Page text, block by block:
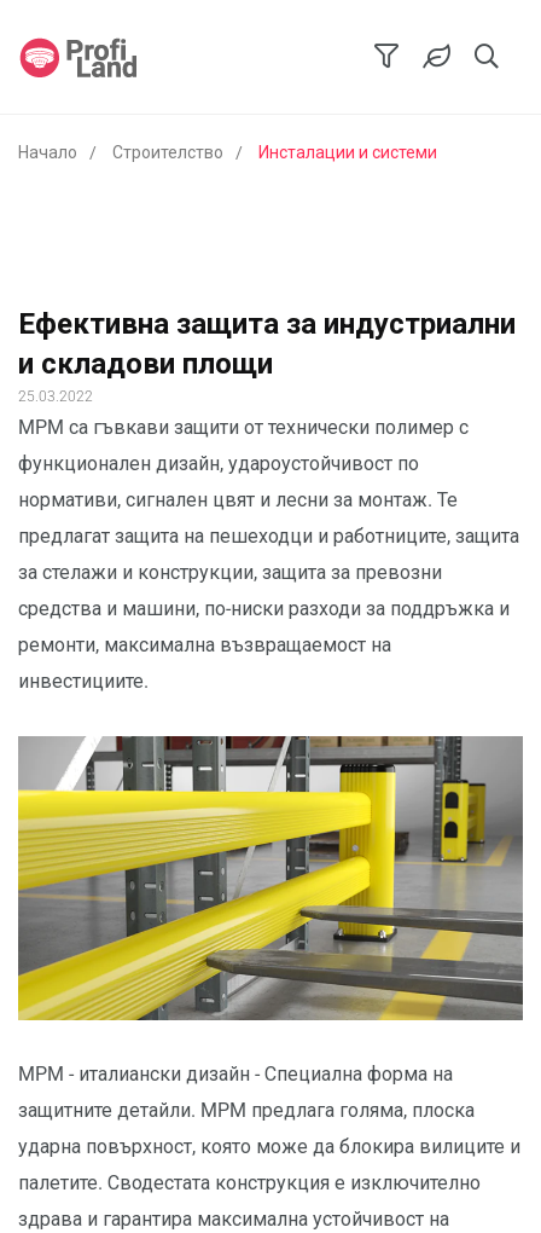
Начало Строителство Инсталации и системи
Ефективна защита за индустриални
и складови площи
25.03.2022
MPM са гъвкави защити от технически полимер с
функционален дизайн, удароустойчивост по
нормативи, сигнален цвят и лесни за монтаж. Те
предлагат защита на пешеходци и работниците, защита
за стелажи и конструкции, защита за превозни
средства и машини, по-ниски разходи за поддръжка и
ремонти, максимална възвращаемост на
инвестициите.
MPM - италиански дизайн - Специална форма на
защитните детайли. MPM предлага голяма, плоска
ударна повърхност, която може да блокира вилиците и
палетите. Сводестата конструкция е изключително
здрава и гарантира максимална устойчивост на